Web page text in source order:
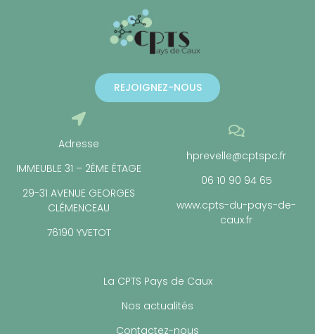
REJOIGNEZ-NOUS
Adresse
IMMEUBLE 31 – 2ÈME ÉTAGE
29-31 AVENUE GEORGES
CLÉMENCEAU
76190 YVETOT
hprevelle@cptspc.fr
06 10 90 94 65
www.cpts-du-pays-de-
caux.fr
La CPTS Pays de Caux
Nos actualités
Contactez-nous